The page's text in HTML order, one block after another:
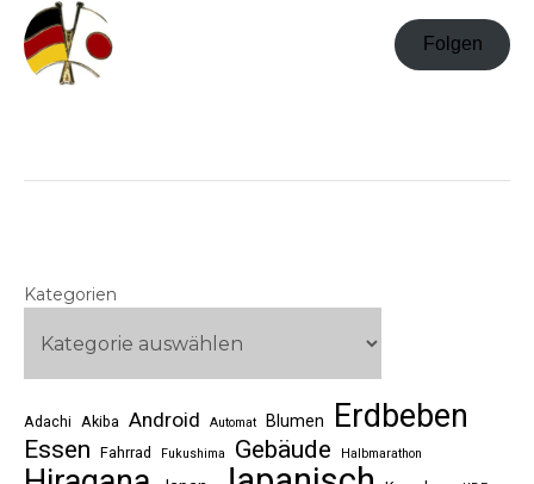
Folgen
Kategorien
Adachi Akiba Android Automat Blumen Erdbeben
Essen Fahrrad Fukushima Gebäude Halbmarathon